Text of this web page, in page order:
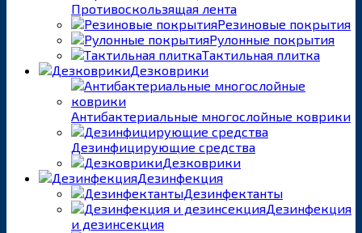
Противоскользящая лента
Резиновые покрытия
Рулонные покрытия
Тактильная плитка
Дезковрики
Антибактериальные многослойные коврики
Дезинфицирующие средства
Дезковрики
Дезинфекция
Дезинфектанты
Дезинфекция
и дезинсекция